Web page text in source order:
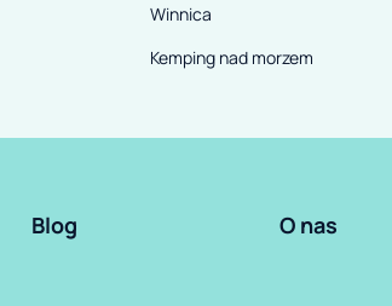
Winnica
Kemping nad morzem
Blog O nas